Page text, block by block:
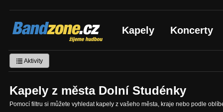
Bandzone.cz
žijeme hudbou Kapely Koncerty
Aktivity
Kapely z města Dolní Studénky
Pomocí filtru si můžete vyhledat kapely z vašeho města, kraje nebo podle